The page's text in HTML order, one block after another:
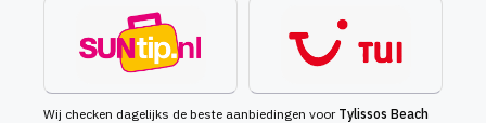
Wij checken dagelijks de beste aanbiedingen voor Tylissos Beach